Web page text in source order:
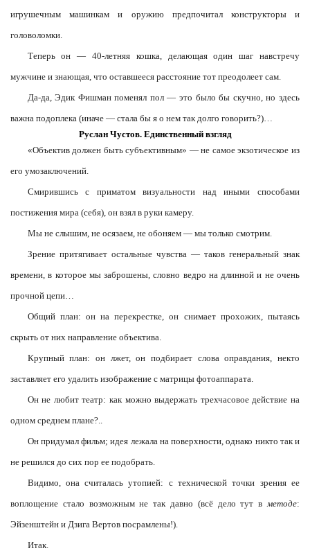
игрушечным машинкам и оружию предпочитал конструкторы и
головоломки.
Теперь он — 40-летняя кошка, делающая один шаг навстречу
мужчине и знающая, что оставшееся расстояние тот преодолеет сам.
Да-да, Эдик Фишман поменял пол — это было бы скучно, но здесь
важна подоплека (иначе — стала бы я о нем так долго говорить?)…
Руслан Чустов. Единственный взгляд
«Объектив должен быть субъективным» — не самое экзотическое из
его умозаключений.
Смирившись с приматом визуальности над иными способами
постижения мира (себя), он взял в руки камеру.
Мы не слышим, не осязаем, не обоняем — мы только смотрим.
Зрение притягивает остальные чувства — таков генеральный знак
времени, в которое мы заброшены, словно ведро на длинной и не очень
прочной цепи…
Общий план: он на перекрестке, он снимает прохожих, пытаясь
скрыть от них направление объектива.
Крупный план: он лжет, он подбирает слова оправдания, некто
заставляет его удалить изображение с матрицы фотоаппарата.
Он не любит театр: как можно выдержать трехчасовое действие на
одном среднем плане?..
Он придумал фильм; идея лежала на поверхности, однако никто так и
не решился до сих пор ее подобрать.
Видимо, она считалась утопией: с технической точки зрения ее
воплощение стало возможным не так давно (всё дело тут вметоде:
Эйзенштейн и Дзига Вертов посрамлены!).
Итак.